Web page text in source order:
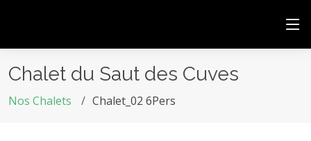
Chalet du Saut des Cuves
Nos Chalets Chalet_02 6Pers